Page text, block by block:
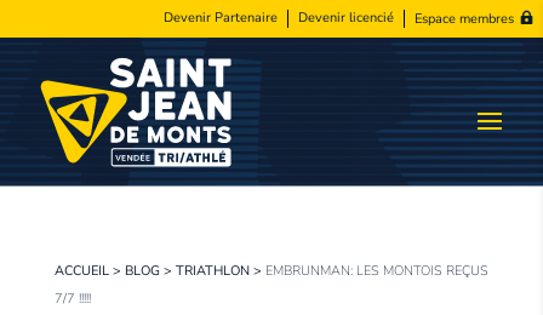
Devenir Partenaire Devenir licencié Espace membres
ACCUEIL> BLOG > TRIATHLON> EMBRUNMAN: LES MONTOIS REÇUS
7/7 !!!!!